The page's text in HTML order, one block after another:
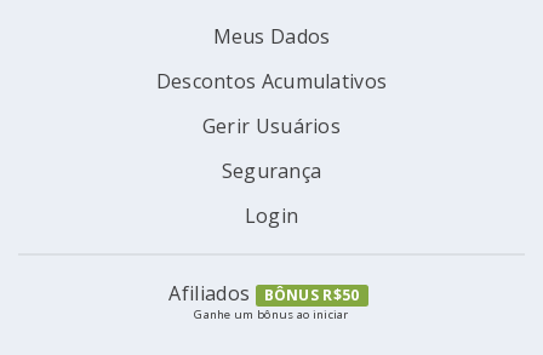
Meus Dados
Descontos Acumulativos
Gerir Usuários
Segurança
Login
Afiliados BÔNUS R$50
Ganhe um bônus ao iniciar